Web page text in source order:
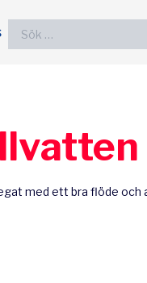
Sök
med ett bra flöde och